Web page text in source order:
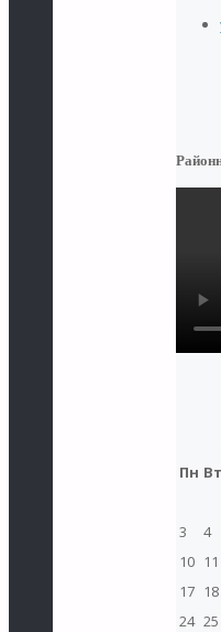
Пн Вт
3
4
10 11
17 18
24 25